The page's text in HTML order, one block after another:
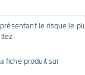
le risque le
fiche produit sur